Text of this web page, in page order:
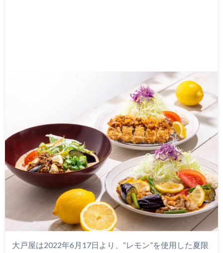
大戸屋は2022年6月17日より、“レモン”を使用した夏限